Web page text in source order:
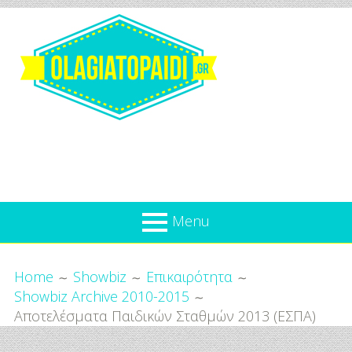
content
Menu
Για
το
Παιδί
Επικαιρότητα
Προσφορές
Home Showbiz
Επικαιρότητα
Showbiz Archive 2010-2015
Αποτελέσματα Παιδικών Σταθμών 2013 (ΕΣΠΑ)